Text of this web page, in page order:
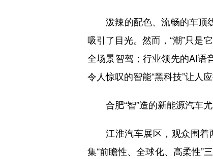
泼辣的配色、流畅的车顶
吸引了目光。然而，“潮”只是
全场景智驾；行业领先的AI
令人惊叹的智能“黑科技”让人
合肥“智”造的新能源汽车尤
江淮汽车展区，观众围着
集“前瞻性、全球化、高柔性”